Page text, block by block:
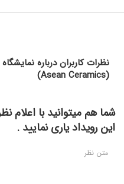
نظرات کاربران درباره
(Asean Ceramics)
شما هم میتوانید با اعلام
این رویداد یاری نمایید .